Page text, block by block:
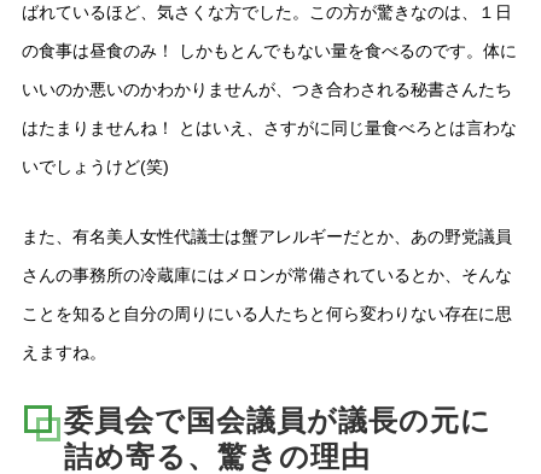
ばれているほど、気さくな方でした。この方が驚きなのは、１日
の食事は昼食のみ！ しかもとんでもない量を食べるのです。体に
いいのか悪いのかわかりませんが、つき合わされる秘書さんたち
はたまりませんね！ とはいえ、さすがに同じ量食べろとは言わな
いでしょうけど(笑)
また、有名美人女性代議士は蟹アレルギーだとか、あの野党議員
さんの事務所の冷蔵庫にはメロンが常備されているとか、そんな
ことを知ると自分の周りにいる人たちと何ら変わりない存在に思
えますね。
委員会で国会議員が議長の元に
詰め寄る、驚きの理由